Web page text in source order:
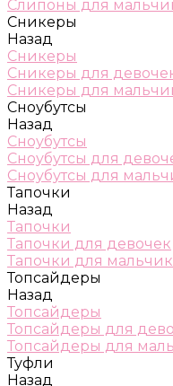
Слипоны для
Сникеры
Назад
Сникеры
Сникеры для
Сникеры для
Сноубутсы
Назад
Сноубутсы
Сноубутсы для
Сноубутсы для
Тапочки
Назад
Тапочки
Тапочки для девочек
Тапочки для
Топсайдеры
Назад
Топсайдеры
Топсайдеры для
Топсайдеры для
Туфли
Назад